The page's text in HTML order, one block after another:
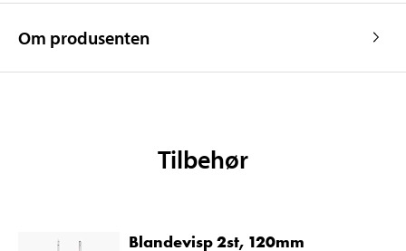
Om produsenten
Tilbehør
Blandevisp 2st, 120mm